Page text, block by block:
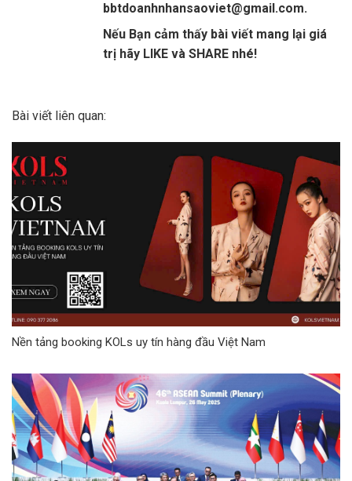
bbtdoanhnhansaoviet@gmail.com.
Nếu Bạn cảm thấy bài viết mang lại giá
trị hãy LIKE và SHARE nhé!
Bài viết liên quan:
Nền tảng booking KOLs uy tín hàng đầu Việt Nam